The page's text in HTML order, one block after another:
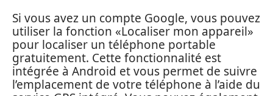
Si vous avez un compte Google, vous pouvez
utiliser la fonction «Localiser mon appareil»
pour localiser un téléphone portable
gratuitement. Cette fonctionnalité est
intégrée à Android et vous permet de suivre
l’emplacement de votre téléphone à l’aide du